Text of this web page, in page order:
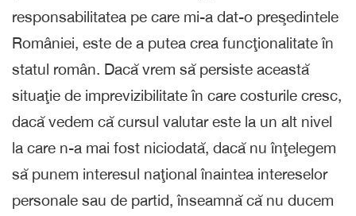
responsabilitatea pe care mi-a dat-o preşedintele
României, este de a putea crea funcţionalitate în
statul român. Dacă vrem să persiste această
situaţie de imprevizibilitate în care costurile cresc,
dacă vedem că cursul valutar este la un alt nivel
la care n-a mai fost niciodată, dacă nu înţelegem
să punem interesul naţional înaintea intereselor
personale sau de partid, înseamnă că nu ducem